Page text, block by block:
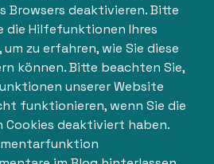
Browsers deaktivieren. Bitte
die Hilfefunktionen Ihres
zu erfahren, wie Sie diese
können. Bitte beachten Sie,
unserer Website
funktionieren, wenn Sie die
Cookies deaktiviert haben.